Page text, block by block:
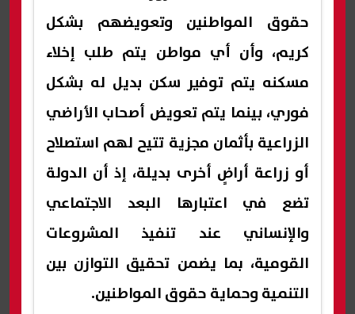
حقوق المواطنين وتعويضهم بشكل
كريم، وأن أي مواطن يتم طلب إخلاء
مسكنه يتم توفير سكن بديل له بشكل
فوري، بينما يتم تعويض أصحاب الأراضي
الزراعية بأثمان مجزية تتيح لهم استصلاح
أو زراعة أراضٍ أخرى بديلة، إذ أن الدولة
تضع في اعتبارها البعد الاجتماعي
والإنساني عند تنفيذ المشروعات
القومية، بما يضمن تحقيق التوازن بين
التنمية وحماية حقوق المواطنين.